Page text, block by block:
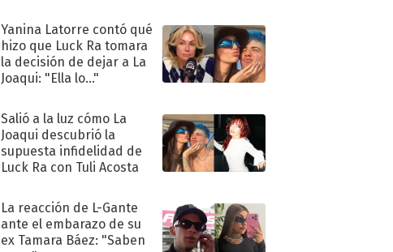
Yanina Latorre contó qué
hizo que Luck Ra tomara
la decisión de dejar a La
Joaqui: "Ella lo..."
Salió a la luz cómo La
Joaqui descubrió la
supuesta infidelidad de
Luck Ra con Tuli Acosta
La reacción de L-Gante
ante el embarazo de su
ex Tamara Báez: "Saben